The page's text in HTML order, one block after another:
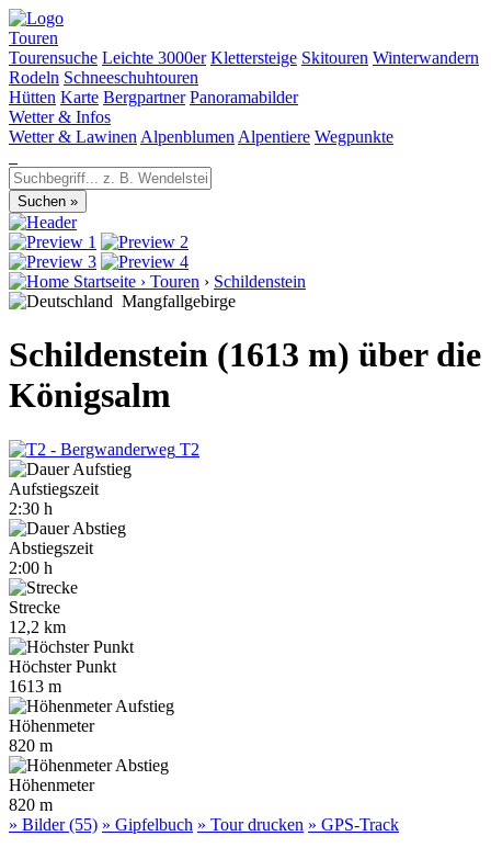
Touren
Tourensuche Leichte 3000er Klettersteige Skitouren Winterwandern
Rodeln Schneeschuhtouren
Hütten Karte Bergpartner Panoramabilder
Wetter & Infos
Wetter & Lawinen Alpenblumen Alpentiere Wegpunkte
Startseite › Touren › Schildenstein
Mangfallgebirge
Schildenstein (1613 m) über die
Königsalm
T2
Aufstiegszeit
2:30 h
Abstiegszeit
2:00 h
Strecke
12,2 km
Höchster Punkt
1613 m
Höhenmeter
820 m
Höhenmeter
820 m
» Bilder (55) » Gipfelbuch » Tour drucken » GPS-Track